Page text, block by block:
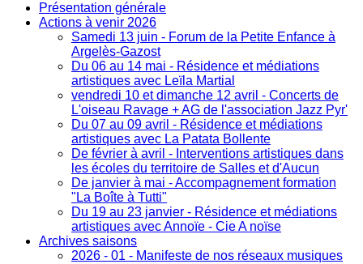
Présentation générale
Actions à venir 2026
Samedi 13 juin - Forum de la Petite Enfance à
Argelès-Gazost
Du 06 au 14 mai - Résidence et médiations
artistiques avec Leïla Martial
vendredi 10 et dimanche 12 avril - Concerts de
L'oiseau Ravage + AG de l'association Jazz Pyr'
Du 07 au 09 avril - Résidence et médiations
artistiques avec La Patata Bollente
De février à avril - Interventions artistiques dans
les écoles du territoire de Salles et d'Aucun
De janvier à mai - Accompagnement formation
"La Boîte à Tutti"
Du 19 au 23 janvier - Résidence et médiations
artistiques avec Annoïe - Cie A noïse
Archives saisons
2026 - 01 - Manifeste de nos réseaux musiques